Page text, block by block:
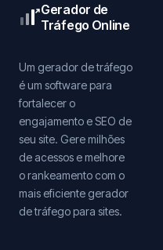
Gerador de
Tráfego Online
Um gerador de tráfego
é um software para
fortalecer o
engajamento e SEO de
seu site. Gere milhões
de acessos e melhore
o rankeamento com o
mais eficiente gerador
de tráfego para sites.